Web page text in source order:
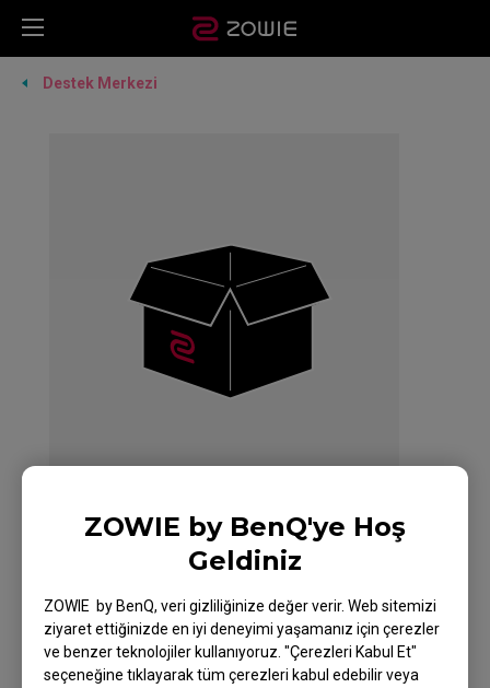
ZOWIE by BenQ'ye Hoş
Geldiniz
ZOWIE by BenQ, veri gizliliğinize değer verir. Web sitemizi
ziyaret ettiğinizde en iyi deneyimi yaşamanız için çerezler
ve benzer teknolojiler kullanıyoruz. "Çerezleri Kabul Et"
seçeneğine tıklayarak tüm çerezleri kabul edebilir veya
Destek Merkezi
XL2546 DIVINA BLUE